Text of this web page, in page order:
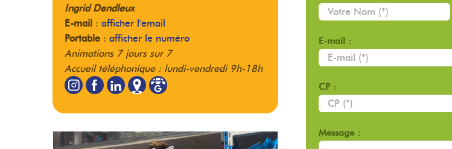
Ingrid Dendleux
E-mail : afficher l'email
Portable : afficher le numéro
Animations 7 jours sur 7
Accueil téléphonique : lundi-vendredi 9h-18h
E-mail :
CP :
Message :